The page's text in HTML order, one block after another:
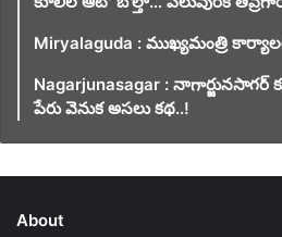
Miryalaguda : ముఖ్యమంత్రి
Nagarjunasagar : నాగార్జునసాగర్
పేరు వెనుక అసలు కథ..!
About